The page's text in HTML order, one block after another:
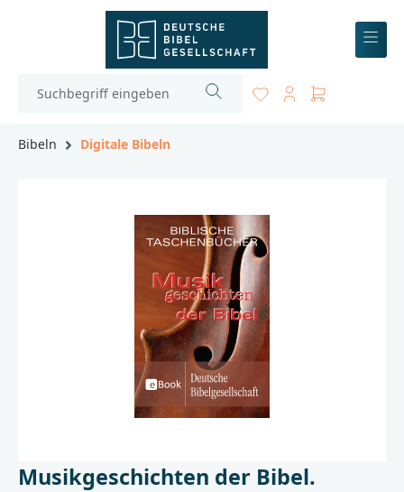
Bibeln Digitale Bibeln
Musikgeschichten der Bibel.